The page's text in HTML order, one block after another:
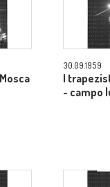
30.09.1959
I
- campo